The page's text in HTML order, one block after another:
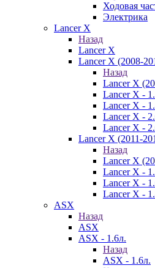
Ходовая
Электрика
Lancer X
Назад
Lancer X
Lancer X (2008-
Назад
Lancer X
Lancer X -
Lancer X -
Lancer X -
Lancer X -
Lancer X (2011-
Назад
Lancer X
Lancer X -
Lancer X -
Lancer X -
ASX
Назад
ASX
ASX - 1.6л.
Назад
ASX - 1.6л.